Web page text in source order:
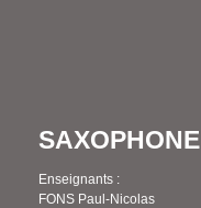
SAXOPHONE
Enseignants :
FONS Paul-Nicolas